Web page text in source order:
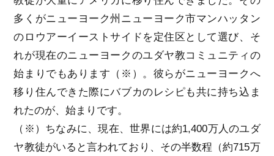
多くがニューヨーク州ニューヨーク市マンハッタン
のロウアーイーストサイドを定住区として選び、そ
れが現在のニューヨークのユダヤ教コミュニティの
始まりでもあります（※）。彼らがニューヨークへ
移り住んできた際にバブカのレシピも共に持ち込ま
れたのが、始まりです。
（※）ちなみに、現在、世界には約1,400万人のユダ
ヤ教徒がいると言われており、その半数程（約715万